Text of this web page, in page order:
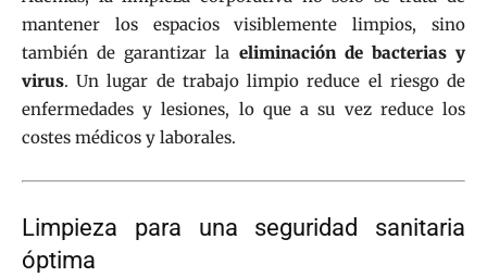
mantener los espacios visiblemente limpios, sino
también de garantizar la eliminación de bacterias y
virus. Un lugar de trabajo limpio reduce el riesgo de
enfermedades y lesiones, lo que a su vez reduce los
costes médicos y laborales.
Limpieza para una seguridad sanitaria
óptima